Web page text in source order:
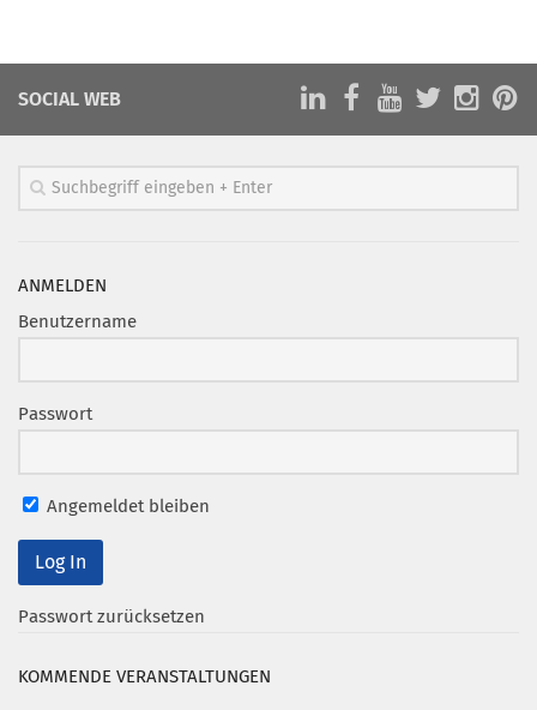
Clubmagazin
MITGLIEDSCHAFT
KONTAKT
SOCIAL WEB
ANMELDEN
Benutzername
Passwort
Angemeldet bleiben
Passwort zurücksetzen
KOMMENDE VERANSTALTUNGEN